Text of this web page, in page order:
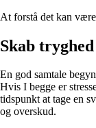
At forstå det kan
Skab
En god samtale
Hvis I begge er
tidspunkt at tage en
og overskud.